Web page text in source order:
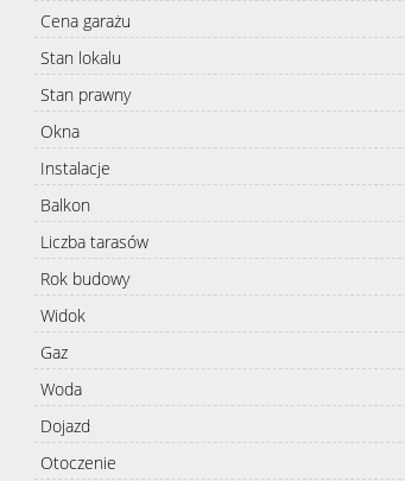
Cena garażu
Stan lokalu
Stan prawny
Okna
Instalacje
Balkon
Liczba tarasów
Rok budowy
Widok
Gaz
Woda
Dojazd
Otoczenie